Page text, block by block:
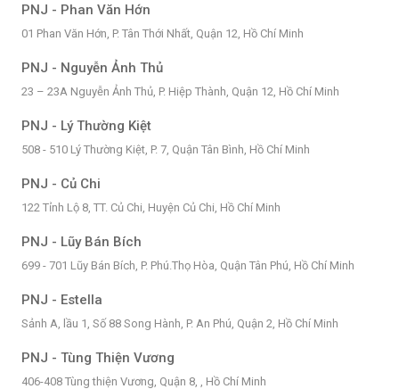
PNJ - Phan Văn Hớn
01 Phan Văn Hớn, P. Tân Thới Nhất, Quận 12, Hồ Chí Minh
PNJ - Nguyễn Ảnh Thủ
23 – 23A Nguyễn Ảnh Thủ, P. Hiệp Thành, Quận 12, Hồ Chí Minh
PNJ - Lý Thường Kiệt
508 - 510 Lý Thường Kiệt, P. 7, Quận Tân Bình, Hồ Chí Minh
PNJ - Củ Chi
122 Tỉnh Lộ 8, TT. Củ Chi, Huyện Củ Chi, Hồ Chí Minh
PNJ - Lũy Bán Bích
699 - 701 Lũy Bán Bích, P. Phú.Thọ Hòa, Quận Tân Phú, Hồ Chí Minh
PNJ - Estella
Sảnh A, lầu 1, Số 88 Song Hành, P. An Phú, Quận 2, Hồ Chí Minh
PNJ - Tùng Thiện Vương
406-408 Tùng thiện Vương, Quận 8, , Hồ Chí Minh